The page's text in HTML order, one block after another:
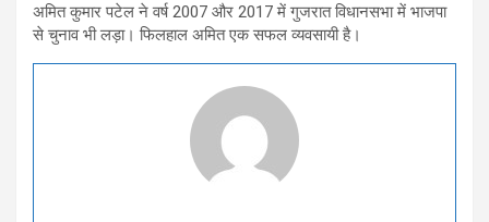
अमित कुमार पटेल ने वर्ष 2007 और 2017 में गुजरात विधानसभा में भाजपा
से चुनाव भी लड़ा। फिलहाल अमित एक सफल व्यवसायी है।